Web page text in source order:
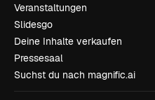
Veranstaltungen
Slidesgo
Deine Inhalte verkaufen
Pressesaal
Suchst du nach magnific.ai